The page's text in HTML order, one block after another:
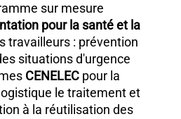
sur mesure
pour la santé et la
travailleurs : prévention
situations d'urgence
CENELEC pour la
le traitement et
à la réutilisation des